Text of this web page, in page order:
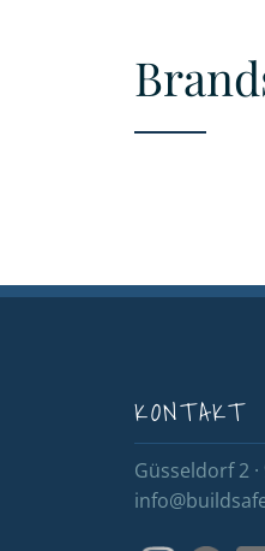
KONTAKT
Güsseldorf 2